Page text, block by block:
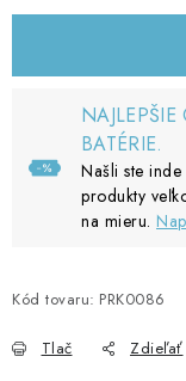
BATÉRIE.
Našli ste
produkty
na mieru.
Kód tovaru: PRK0086
Tlač Zdieľať